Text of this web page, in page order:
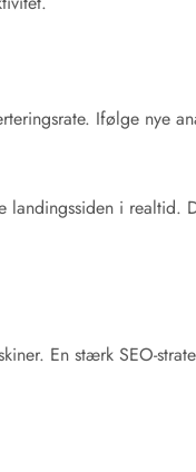
Ifølge nye
i realtid.
En stærk SEO-